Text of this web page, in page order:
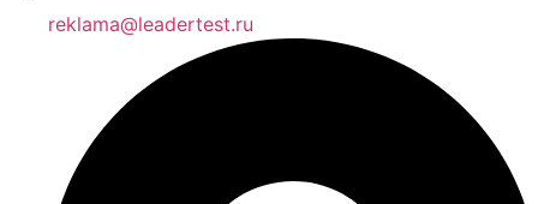
reklama@leadertest.ru